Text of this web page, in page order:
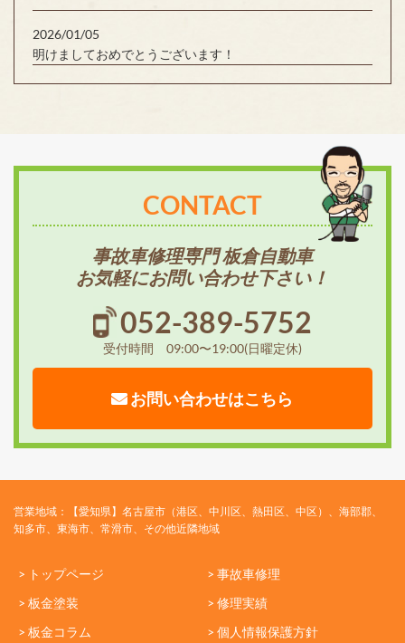
2026/01/05
明けましておめでとうございます！
CONTACT
事故車修理専門 板倉自動車
お気軽にお問い合わせ下さい！
052-389-5752
受付時間 09:00〜19:00(日曜定休)
お問い合わせはこちら
営業地域：【愛知県】名古屋市（港区、中川区、熱田区、中区）、海部郡、
知多市、東海市、常滑市、その他近隣地域
> トップページ
> 事故車修理
> 板金塗装
> 修理実績
> 板金コラム
> 個人情報保護方針